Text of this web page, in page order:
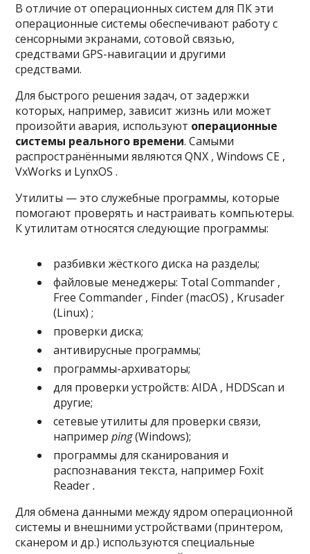
В отличие от операционных систем для ПК эти
операционные системы обеспечивают работу с
сенсорными экранами, сотовой связью,
средствами GPS-навигации и другими
средствами.
Для быстрого решения задач, от задержки
которых, например, зависит жизнь или может
произойти авария, используют операционные
системы реального времени. Самыми
распространёнными являются QNX , Windows CE ,
VxWorks и LynxOS .
Утилиты — это служебные программы, которые
помогают проверять и настраивать компьютеры.
К утилитам относятся следующие программы:
разбивки жёсткого диска на разделы;
файловые менеджеры: Total Commander ,
Free Commander , Finder (macOS) , Krusader
(Linux) ;
проверки диска;
антивирусные программы;
программы-архиваторы;
для проверки устройств: AIDA , HDDScan и
другие;
сетевые утилиты для проверки связи,
напримерping(Windows);
программы для сканирования и
распознавания текста, например Foxit
Reader.
Для обмена данными между ядром операционной
системы и внешними устройствами (принтером,
сканером и др.) используются специальные